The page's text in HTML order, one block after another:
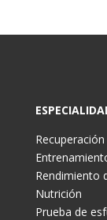
Rendimiento
Nutrición
Prueba de